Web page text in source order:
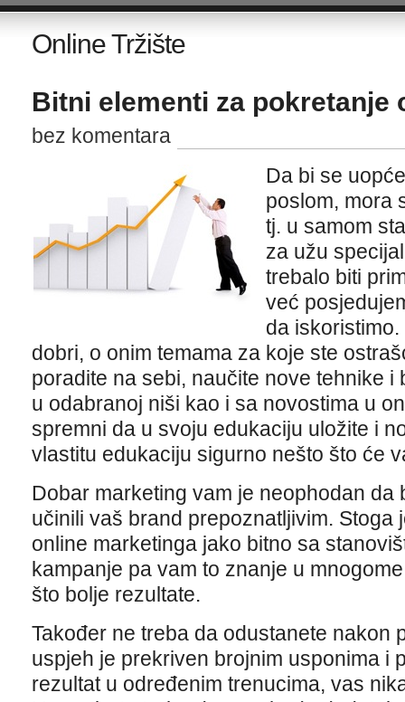
Online Tržište
Bitni elementi za pokretanje
bez komentara
Da bi se
poslom, mora
tj. u samom
za užu
trebalo biti
već
da
dobri, o onim temama za koje ste
poradite na sebi, naučite nove tehnike i
u odabranoj niši kao i sa novostima u
spremni da u svoju edukaciju uložite i
vlastitu edukaciju sigurno nešto što će
Dobar marketing vam je neophodan da
učinili vaš brand prepoznatljivim. Stoga
online marketinga jako bitno sa
kampanje pa vam to znanje u
što bolje rezultate.
Također ne treba da odustanete nakon
uspjeh je prekriven brojnim usponima i
rezultat u određenim trenucima, vas